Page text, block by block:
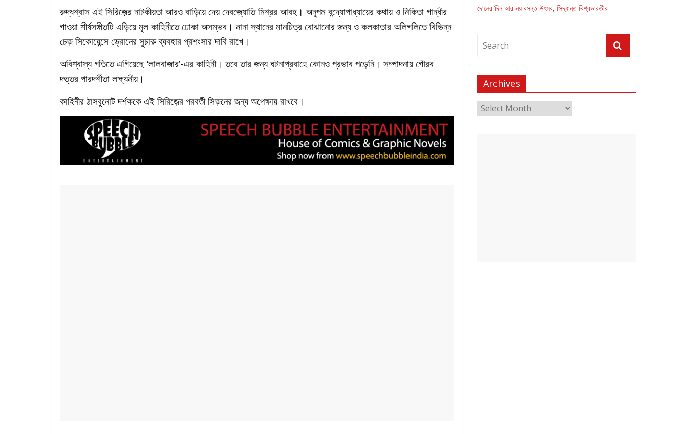
রুদ্ধশ্বাস এই সিরিজ়ের নাটকীয়তা আরও বাড়িয়ে দেয় দেবজ্যোতি মিশ্রর আবহ। অনুপম বন্দ্যোপাধ্যায়ের কথায় ও নিকিতা গান্ধীর
গাওয়া শীর্ষসঙ্গীতটি এড়িয়ে মূল কাহিনীতে ঢোকা অসম্ভব। নানা স্থানের মানচিত্র বোঝানোর জন্য ও কলকাতার অলিগলিতে বিভিন্ন
চেজ় সিকোয়েন্সে ড্রোনের সুচারু ব্যবহার প্রশংসার দাবি রাখে।
অবিশ্বাস্য গতিতে এগিয়েছে ‘লালবাজার’-এর কাহিনী। তবে তার জন্য ঘটনাপ্রবাহে কোনও প্রভাব পড়েনি। সম্পাদনায় গৌরব
দত্তর পারদর্শীতা লক্ষ্যনীয়।
কাহিনীর ঠাসবুনোট দর্শককে এই সিরিজ়ের পরবর্তী সিজ়নের জন্য অপেক্ষায় রাখবে।
দোলের দিন আর নয় বসন্ত উৎসব, সিদ্ধান্ত বিশ্বভারতীর
Archives